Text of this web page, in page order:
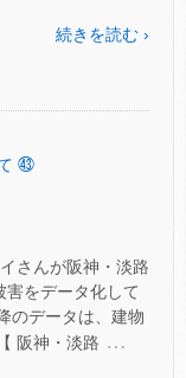
続きを読む ›
㊸
さんが阪神・淡路
をデータ化して
のデータは、建物
阪神・淡路 …